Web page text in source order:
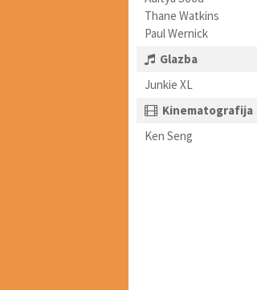
Thane Watkins
Paul Wernick
Glazba
Junkie XL
Kinematografija
Ken Seng